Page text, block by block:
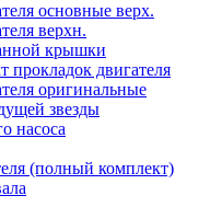
основные верх.
верхн.
крышки
двигателя
оригинальные
звезды
насоса
(полный комплект)